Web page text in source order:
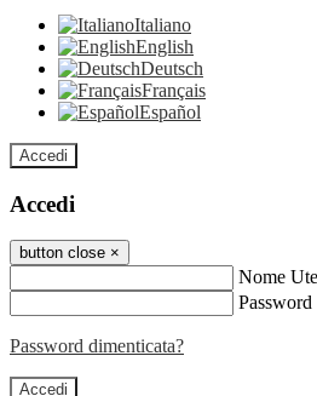
Italiano
English
Deutsch
Français
Español
Accedi
Accedi
button close ×
Nome
Password
Password dimenticata?